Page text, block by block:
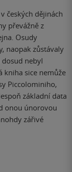
českých dějinách
převážně z
Osudy
naopak zůstávaly
nebyl
kniha sice nemůže
Piccolominiho,
základní data
onou únorovou
zářivé